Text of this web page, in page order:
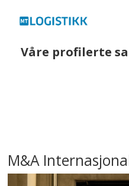
Våre profilerte
M&A